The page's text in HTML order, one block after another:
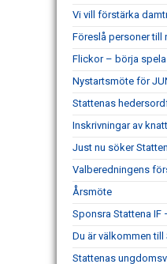
Vi vill förstärka
Föreslå personer till
Flickor – börja
Nystartsmöte för
Stattenas
Inskrivningar av
Just nu söker
Valberedningens
Årsmöte
Sponsra Stattena
Du är välkommen
Stattenas